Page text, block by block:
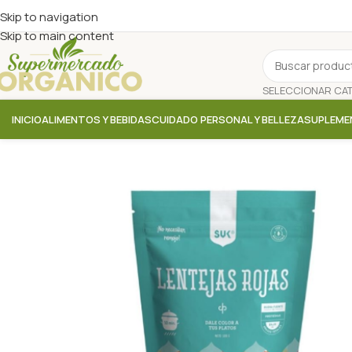
Skip to navigation
Skip to main content
INICIOALIMENTOS Y BEBIDASCUIDADO PERSONAL Y BELLEZA